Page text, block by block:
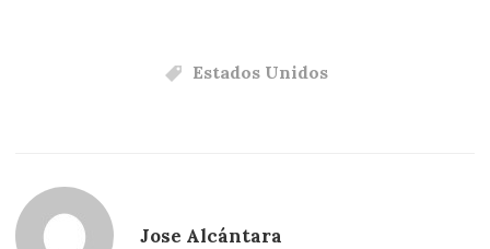
Estados Unidos
Jose Alcántara